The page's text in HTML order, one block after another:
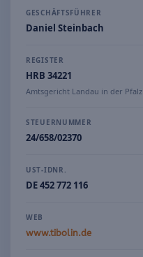
GESCHÄFTSFÜHRER
Daniel Steinbach
REGISTER
HRB 34221
Amtsgericht Landau in der Pfalz
STEUERNUMMER
24/658/02370
UST-IDNR.
DE 452 772 116
WEB
www.tibolin.de